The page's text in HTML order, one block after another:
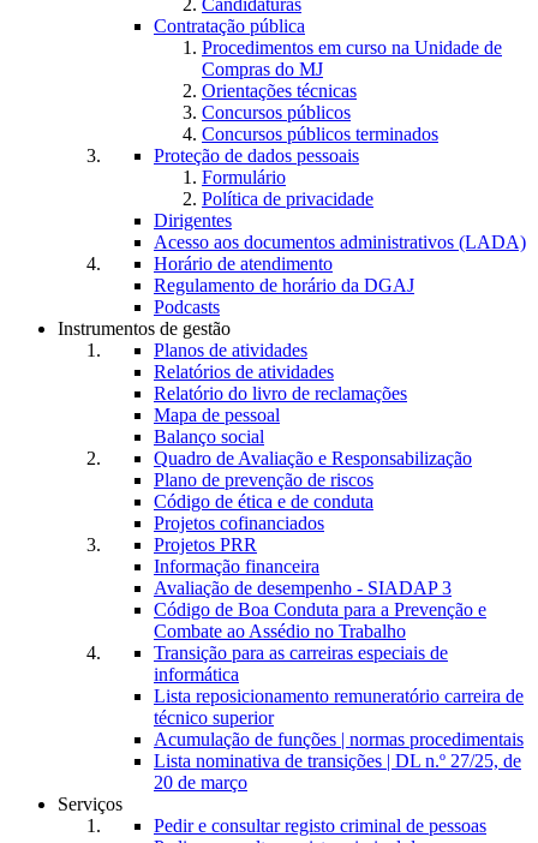
Candidaturas
Contratação pública
Procedimentos em curso na Unidade de
Compras do MJ
Orientações técnicas
Concursos públicos
Concursos públicos terminados
Proteção de dados pessoais
Formulário
Política de privacidade
Dirigentes
Acesso aos documentos administrativos (LADA)
Horário de atendimento
Regulamento de horário da DGAJ
Podcasts
Instrumentos de gestão
Planos de atividades
Relatórios de atividades
Relatório do livro de reclamações
Mapa de pessoal
Balanço social
Quadro de Avaliação e Responsabilização
Plano de prevenção de riscos
Código de ética e de conduta
Projetos cofinanciados
Projetos PRR
Informação financeira
Avaliação de desempenho - SIADAP 3
Código de Boa Conduta para a Prevenção e
Combate ao Assédio no Trabalho
Transição para as carreiras especiais de
informática
Lista reposicionamento remuneratório carreira de
técnico superior
Acumulação de funções | normas procedimentais
Lista nominativa de transições | DL n.º 27/25, de
20 de março
Serviços
Pedir e consultar registo criminal de pessoas